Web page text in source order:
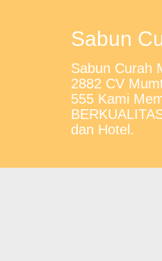
Sabun
Sabun Curah
2882 CV
555 Kami
dan Hotel.